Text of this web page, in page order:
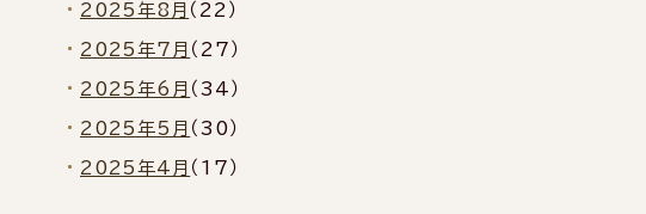
2025年8月 （22）
2025年7月 （27）
2025年6月 （34）
2025年5月 （30）
2025年4月 （17）